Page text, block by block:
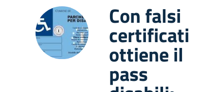
Con falsi
certificati
ottiene il
pass